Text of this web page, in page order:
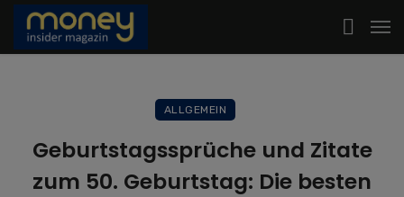
ALLGEMEIN
Geburtstagssprüche und Zitate
zum 50. Geburtstag: Die besten